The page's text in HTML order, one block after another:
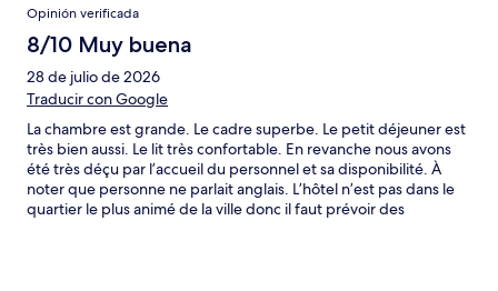
Opinión verificada
8/10 Muy buena
28 de julio de 2026
Traducir con Google
La chambre est grande. Le cadre superbe. Le petit déjeuner est
très bien aussi. Le lit très confortable. En revanche nous avons
été très déçu par l’accueil du personnel et sa disponibilité. À
noter que personne ne parlait anglais. L’hôtel n’est pas dans le
quartier le plus animé de la ville donc il faut prévoir des